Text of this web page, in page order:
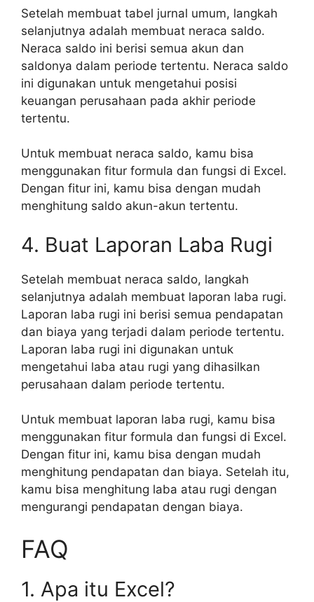
Setelah membuat tabel jurnal umum, langkah
selanjutnya adalah membuat neraca saldo.
Neraca saldo ini berisi semua akun dan
saldonya dalam periode tertentu. Neraca saldo
ini digunakan untuk mengetahui posisi
keuangan perusahaan pada akhir periode
tertentu.
Untuk membuat neraca saldo, kamu bisa
menggunakan fitur formula dan fungsi di Excel.
Dengan fitur ini, kamu bisa dengan mudah
menghitung saldo akun-akun tertentu.
4. Buat Laporan Laba Rugi
Setelah membuat neraca saldo, langkah
selanjutnya adalah membuat laporan laba rugi.
Laporan laba rugi ini berisi semua pendapatan
dan biaya yang terjadi dalam periode tertentu.
Laporan laba rugi ini digunakan untuk
mengetahui laba atau rugi yang dihasilkan
perusahaan dalam periode tertentu.
Untuk membuat laporan laba rugi, kamu bisa
menggunakan fitur formula dan fungsi di Excel.
Dengan fitur ini, kamu bisa dengan mudah
menghitung pendapatan dan biaya. Setelah itu,
kamu bisa menghitung laba atau rugi dengan
mengurangi pendapatan dengan biaya.
FAQ
1. Apa itu Excel?